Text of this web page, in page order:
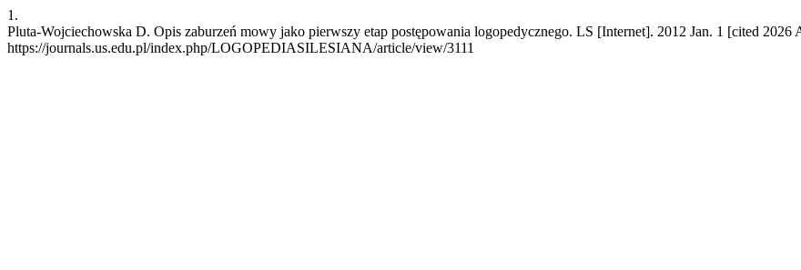
1.
Pluta-Wojciechowska D. Opis zaburzeń mowy jako pierwszy etap postępowania logopedycznego. LS [Internet]. 2012 Jan. 1 [cited 2026
https://journals.us.edu.pl/index.php/LOGOPEDIASILESIANA/article/view/3111